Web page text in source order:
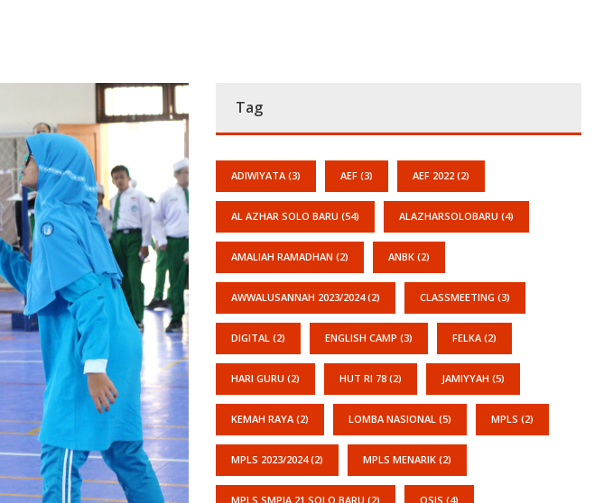
Tag
ADIWIYATA (3) AEF (3) AEF 2022 (2)
AL AZHAR SOLO BARU (54) ALAZHARSOLOBARU (4)
AMALIAH RAMADHAN (2) ANBK (2)
AWWALUSANNAH 2023/2024(2) CLASSMEETING (3)
DIGITAL (2) ENGLISH CAMP (3) FELKA (2)
HARI GURU (2) HUT RI 78 (2) JAMIYYAH (5)
KEMAH RAYA (2) LOMBA NASIONAL (5) MPLS (2)
MPLS 2023/2024(2) MPLS MENARIK (2)
MPLS SMPIA 21 SOLO BARU (2) OSIS (4)